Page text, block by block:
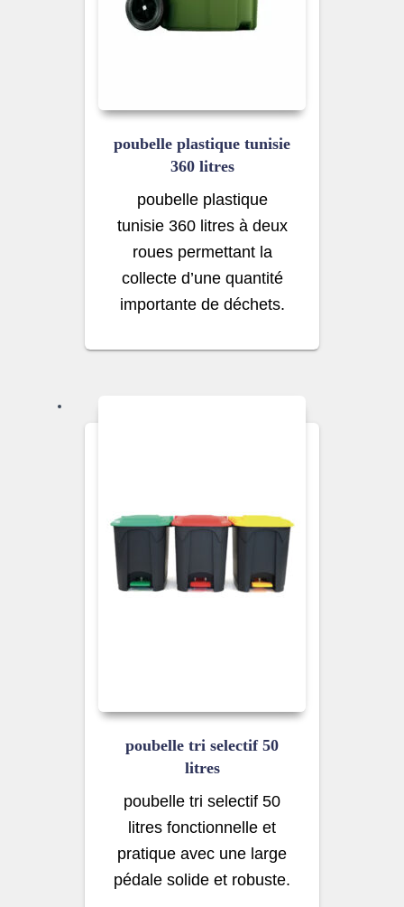
poubelle plastique tunisie
360 litres
poubelle plastique
tunisie 360 litres à deux
roues permettant la
collecte d’une quantité
importante de déchets.
poubelle tri selectif 50
litres
poubelle tri selectif 50
litres fonctionnelle et
pratique avec une large
pédale solide et robuste.